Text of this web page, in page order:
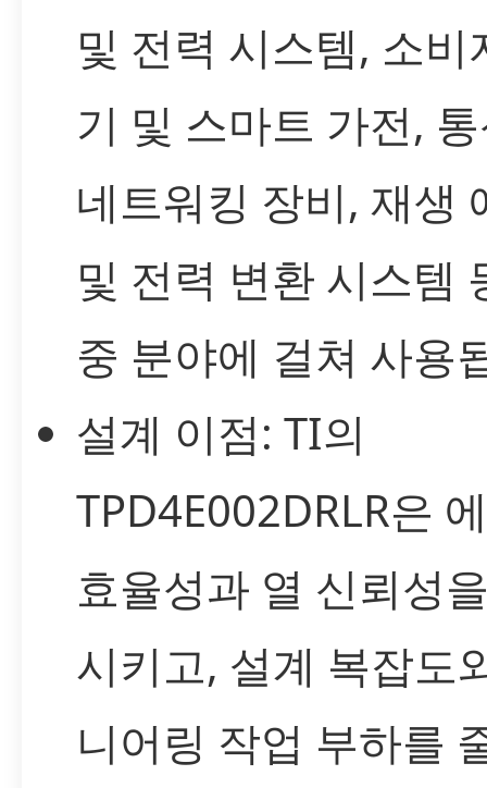
및 전력 시스템, 소비
기 및 스마트 가전,
네트워킹 장비, 재생
및 전력 변환 시스템
중 분야에 걸쳐 사용
설계 이점: TI의
TPD4E002DRLR은
효율성과 열 신뢰성
시키고, 설계 복잡도
니어링 작업 부하를